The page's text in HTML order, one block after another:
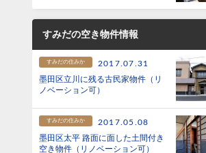
すみだの空き物件情報
すみだの住みか
2017.07.31
墨田区立川に残る古民家物件（リ
ノベーション可）
すみだの住みか
2017.05.08
墨田区太平 路面に面した土間付き
空き物件（リノベーション可）